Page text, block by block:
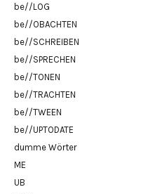
be//LOG
be//OBACHTEN
be//SCHREIBEN
be//SPRECHEN
be//TONEN
be//TRACHTEN
be//TWEEN
be//UPTODATE
dumme Wörter
ME
UB